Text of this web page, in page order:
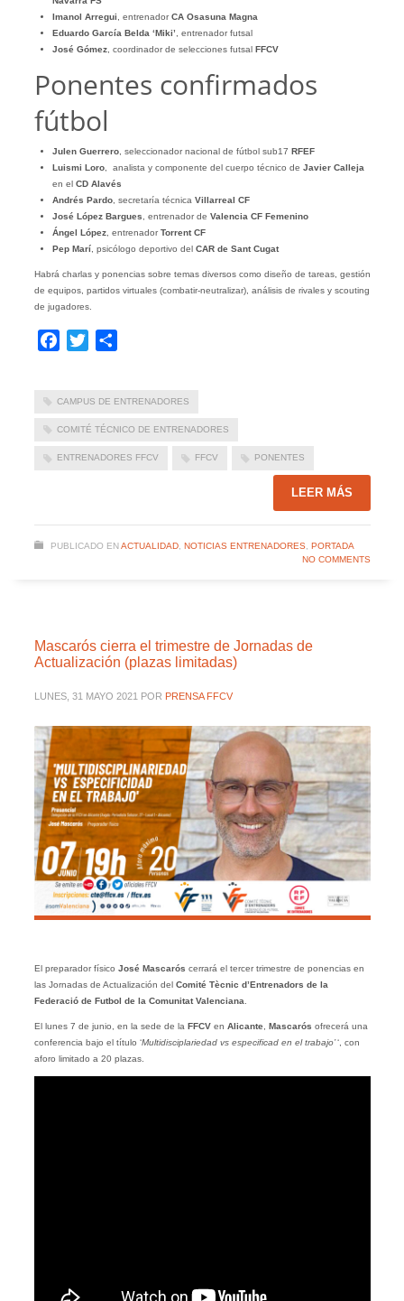
Imanol Arregui , entrenadorCA Osasuna Magna
Eduardo García Belda ‘Miki’ , entrenador futsal
José Gómez, coordinador de selecciones futsal FFCV
Ponentes confirmados
fútbol
Julen Guerrero, seleccionador nacional de fútbol sub17 RFEF
Luismi Loro, analista y componente del cuerpo técnico de Javier Calleja
en el CD Alavés
Andrés Pardo, secretaría técnica Villarreal CF
José López Bargues , entrenador de Valencia CF Femenino
Ángel López, entrenadorTorrent CF
Pep Marí, psicólogo deportivo del CAR de Sant Cugat
Habrá charlas y ponencias sobre temas diversos como diseño de tareas, gestión
de equipos, partidos virtuales (combatir-neutralizar), análisis de rivales y scouting
de jugadores.
Facebook
Twitter
CAMPUS DE ENTRENADORES
COMITÉ TÉCNICO DE ENTRENADORES
ENTRENADORES FFCV FFCV PONENTES
LEER MÁS
PUBLICADO EN ACTUALIDAD, NOTICIAS ENTRENADORES, PORTADA
NO COMMENTS
Mascarós cierra el trimestre de Jornadas de
Actualización (plazas limitadas)
LUNES, 31 MAYO 2021 POR PRENSA FFCV
El preparador físico José Mascarós cerrará el tercer trimestre de ponencias en
las Jornadas de Actualización del Comité Tècnic d’Entrenadors de la
Federació de Futbol de la Comunitat Valenciana
El lunes 7 de junio, en la sede de la FFCVen Alicante, Mascarós ofrecerá una
conferencia bajo el título ‘Multidisciplariedad vs especificad en el trabajo’‘, con
aforo limitado a 20 plazas.